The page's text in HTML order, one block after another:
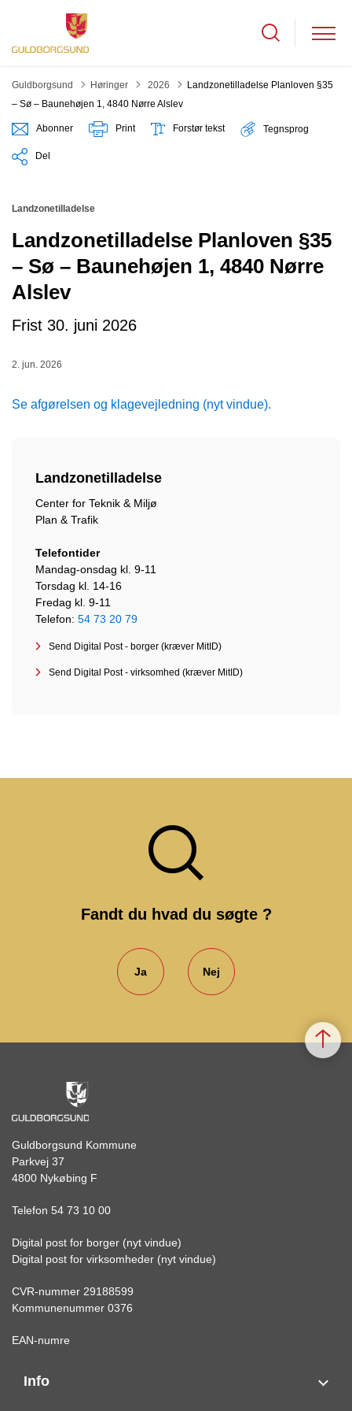
Guldborgsund Høringer Tilbage til
2026
Landzonetilladelse Planloven §35
– Sø – Baunehøjen 1, 4840 Nørre Alslev
Abonner Print Forstør tekst Tegnsprog
Del
Landzonetilladelse
Landzonetilladelse Planloven §35
– Sø – Baunehøjen 1, 4840 Nørre
Alslev
Frist 30. juni 2026
2. jun. 2026
Se afgørelsen og klagevejledning (nyt vindue).
Landzonetilladelse
Center for Teknik & Miljø
Plan & Trafik
Telefontider
Mandag-onsdag kl. 9-11
Torsdag kl. 14-16
Fredag kl. 9-11
Telefon: 54 73 20 79
Send Digital Post - borger (kræver MitID)
Send Digital Post - virksomhed (kræver MitID)
Fandt du hvad du søgte ?
Ja Nej
Guldborgsund Kommune
Parkvej 37
4800 Nykøbing F
Telefon 54 73 10 00
Digital post for borger (nyt vindue)
Digital post for virksomheder (nyt vindue)
CVR-nummer 29188599
Kommunenummer 0376
EAN-numre
Info